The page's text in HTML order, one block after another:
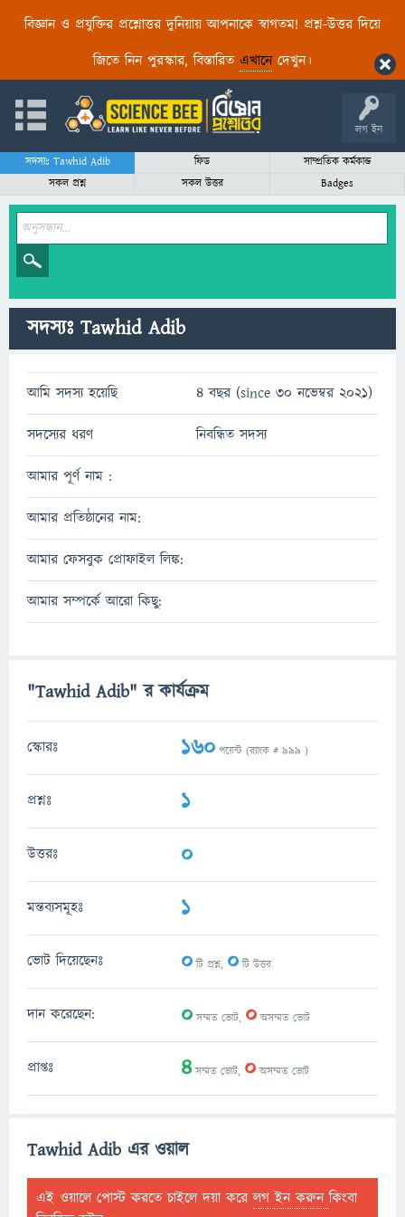
বিজ্ঞান ও প্রযুক্তির প্রশ্নোত্তর দুনিয়ায় আপনাকে স্বাগতম! প্রশ্ন-উত্তর দিয়ে
জিতে নিন পুরস্কার, বিস্তারিত এখানেদেখুন।
লগ ইন
সদস্যঃ Tawhid Adib ফিড
সাম্প্রতিক কর্মকান্ড
সকল প্রশ্ন
সকল উত্তর Badges
সদস্যঃ Tawhid Adib
আমি সদস্য হয়েছি 4 বছর (since 30 নভেম্বর 2021)
সদস্যের ধরণ নিবন্ধিত সদস্য
আমার পূর্ণ নাম :
আমার প্রতিষ্ঠানের নাম:
আমার ফেসবুক প্রোফাইল লিঙ্ক:
আমার সম্পর্কে আরো কিছু:
"Tawhid Adib" র কার্যক্রম
স্কোরঃ 160 পয়েন্ট (র‌্যাংক # 999 )
প্রশ্নঃ 1
উত্তরঃ 0
মন্তব্যসমূহঃ 1
ভোট দিয়েছেনঃ 0টি প্রশ্ন, 0টি উত্তর
দান করেছেন: 0সম্মত ভোট, 0অসম্মত ভোট
প্রাপ্তঃ 4সম্মত ভোট, 0অসম্মত ভোট
Tawhid Adib এর ওয়াল
এই ওয়ালে পোস্ট করতে চাইলে দয়া করেলগ ইন করুনকিংবা